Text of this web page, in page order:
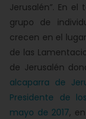
Jerusalén”. En
grupo de
crecen en el
de las
de Jerusalén
alcaparra de
Presidente de
mayo de 2017,